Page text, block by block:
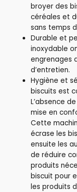
broyer des
céréales et
sans temps
Durable et
inoxydable
engrenages
d’entretien.
Hygiène et
biscuits est
L’absence
mise en
Cette
écrase les
ensuite les
de réduire
produits
biscuit pour
les produits